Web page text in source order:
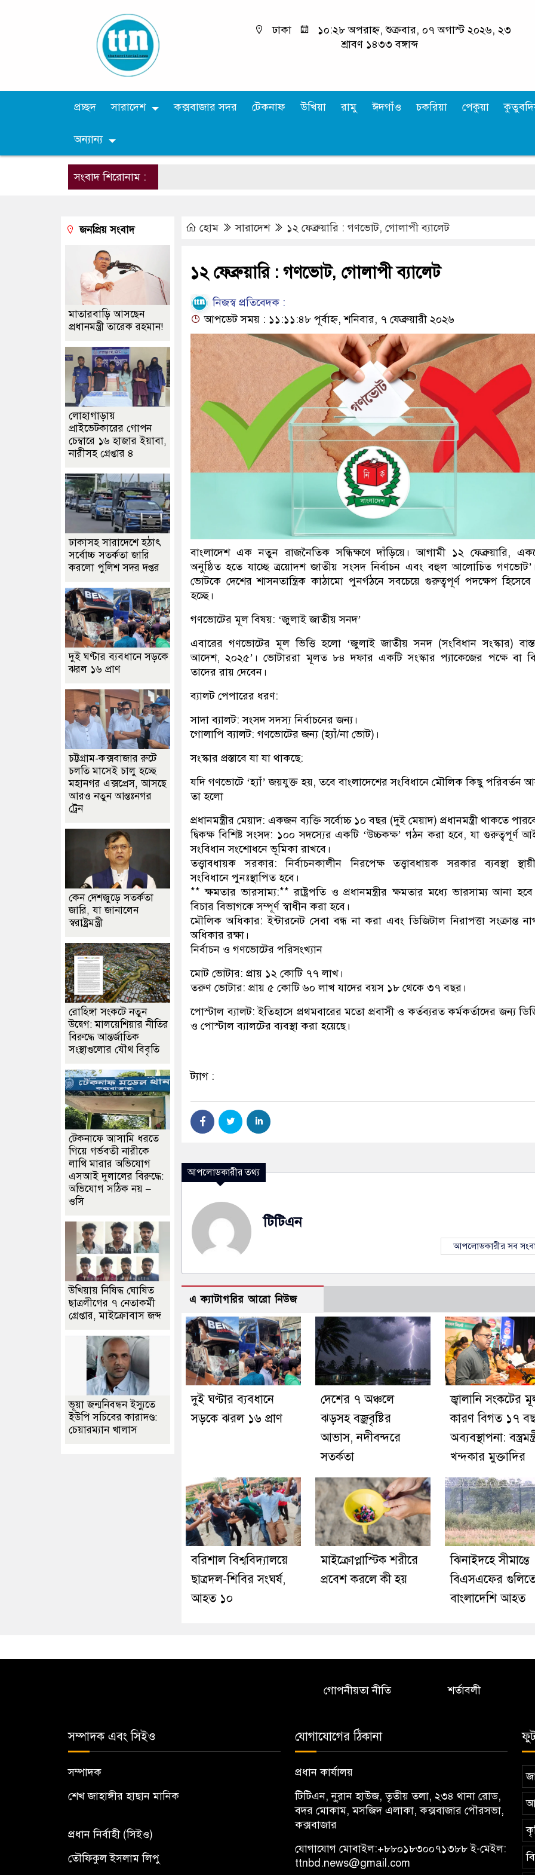
ঢাকা
১০:২৮ অপরাহ্ন, শুক্রবার, ০৭ অগাস্ট ২০২৬, ২৩
শ্রাবণ ১৪৩৩ বঙ্গাব্দ
প্রচ্ছদ সারাদেশ কক্সবাজার সদর টেকনাফ উখিয়া রামু ঈদগাঁও চকরিয়া পেকুয়া
অন্যান্য
সংবাদ শিরোনাম :
হোম সারাদেশ ১২ ফেব্রুয়ারি : গণভোট, গোলাপী ব্যালেট
১২ ফেব্রুয়ারি : গণভোট, গোলাপী ব্যালেট
নিজস্ব প্রতিবেদক :
আপডেট সময় : ১১:১১:৪৮ পূর্বাহ্ন, শনিবার, ৭ ফেব্রুয়ারী ২০২৬
বাংলাদেশ এক নতুন রাজনৈতিক সন্ধিক্ষণে দাঁড়িয়ে। আগামী ১২ ফেব্রুয়ারি,
অনুষ্ঠিত হতে যাচ্ছে ত্রয়োদশ জাতীয় সংসদ নির্বাচন এবং বহুল আলোচিত
ভোটকে দেশের শাসনতান্ত্রিক কাঠামো পুনর্গঠনে সবচেয়ে গুরুত্বপূর্ণ পদক্ষেপ হিসেবে
হচ্ছে।
​গণভোটের মূল বিষয়: ‘জুলাই জাতীয় সনদ’
​এবারের গণভোটের মূল ভিত্তি হলো ‘জুলাই জাতীয় সনদ (সংবিধান সংস্কার)
আদেশ, ২০২৫’। ভোটাররা মূলত ৮৪ দফার একটি সংস্কার প্যাকেজের পক্ষে বা
তাদের রায় দেবেন।
​ব্যালট পেপারের ধরণ:
​সাদা ব্যালট: সংসদ সদস্য নির্বাচনের জন্য।
​গোলাপি ব্যালট: গণভোটের জন্য (হ্যাঁ/না ভোট)।
​সংস্কার প্রস্তাবে যা যা থাকছে:
​যদি গণভোটে ‘হ্যাঁ’ জয়যুক্ত হয়, তবে বাংলাদেশের সংবিধানে মৌলিক কিছু পরিবর্তন
তা হলো
​প্রধানমন্ত্রীর মেয়াদ: একজন ব্যক্তি সর্বোচ্চ ১০ বছর (দুই মেয়াদ) প্রধানমন্ত্রী থাকতে
​দ্বিকক্ষ বিশিষ্ট সংসদ: ১০০ সদস্যের একটি ‘উচ্চকক্ষ’ গঠন করা হবে, যা গুরুত্বপূর্ণ
সংবিধান সংশোধনে ভূমিকা রাখবে।
​তত্ত্বাবধায়ক সরকার: নির্বাচনকালীন নিরপেক্ষ তত্ত্বাবধায়ক সরকার ব্যবস্থা
সংবিধানে পুনঃস্থাপিত হবে।
​** ক্ষমতার ভারসাম্য:** রাষ্ট্রপতি ও প্রধানমন্ত্রীর ক্ষমতার মধ্যে ভারসাম্য আনা
বিচার বিভাগকে সম্পূর্ণ স্বাধীন করা হবে।
​মৌলিক অধিকার: ইন্টারনেট সেবা বন্ধ না করা এবং ডিজিটাল নিরাপত্তা সংক্রান্ত
অধিকার রক্ষা।
​নির্বাচন ও গণভোটের পরিসংখ্যান
​মোট ভোটার: প্রায় ১২ কোটি ৭৭ লাখ।
​তরুণ ভোটার: প্রায় ৫ কোটি ৬০ লাখ যাদের বয়স ১৮ থেকে ৩৭ বছর।
​পোস্টাল ব্যালট: ইতিহাসে প্রথমবারের মতো প্রবাসী ও কর্তব্যরত কর্মকর্তাদের জন্য
ও পোস্টাল ব্যালটের ব্যবস্থা করা হয়েছে।
ট্যাগ :
আপলোডকারীর তথ্য
টিটিএন
আপলোডকারীর সব
এ ক্যাটাগরির আরো নিউজ
দুই ঘণ্টার ব্যবধানে
সড়কে ঝরল ১৬ প্রাণ
দেশের ৭ অঞ্চলে
ঝড়সহ বজ্রবৃষ্টির
আভাস, নদীবন্দরে
সতর্কতা
জ্বালানি সংকটের
কারণ বিগত ১৭
অব্যবস্থাপনা:
খন্দকার মুক্তাদির
বরিশাল বিশ্ববিদ্যালয়ে
ছাত্রদল-শিবির সংঘর্ষ,
আহত ১০
মাইক্রোপ্লাস্টিক শরীরে
প্রবেশ করলে কী হয়
ঝিনাইদহে সীমান্তে
বিএসএফের
বাংলাদেশি আহত
জনপ্রিয় সংবাদ
মাতারবাড়ি আসছেন
প্রধানমন্ত্রী তারেক রহমান!
লোহাগাড়ায়
প্রাইভেটকারের গোপন
চেম্বারে ১৬ হাজার ইয়াবা,
নারীসহ গ্রেপ্তার ৪
ঢাকাসহ সারাদেশে হঠাৎ
সর্বোচ্চ সতর্কতা জা‌রি
করলো পুলিশ সদর দপ্তর
দুই ঘণ্টার ব্যবধানে সড়কে
ঝরল ১৬ প্রাণ
চট্টগ্রাম-কক্সবাজার রুটে
চলতি মাসেই চালু হচ্ছে
মহানগর এক্সপ্রেস, আসছে
আরও নতুন আন্তঃনগর
ট্রেন
কেন দেশজুড়ে সতর্কতা
জারি, যা জানালেন
স্বরাষ্ট্রমন্ত্রী
রোহিঙ্গা সংকটে নতুন
উদ্বেগ: মালয়েশিয়ার নীতির
বিরুদ্ধে আন্তর্জাতিক
সংস্থাগুলোর যৌথ বিবৃতি
টেকনাফে আসামি ধরতে
গিয়ে গর্ভবতী নারীকে
লাথি মারার অভিযোগ
এসআই দুলালের বিরুদ্ধে:
অভিযোগ সঠিক নয় –
ওসি
উখিয়ায় নিষিদ্ধ ঘোষিত
ছাত্রলীগের ৭ নেতাকর্মী
গ্রেপ্তার, মাইক্রোবাস জব্দ
ভূয়া জন্মনিবন্ধন ইস্যুতে
ইউপি সচিবের কারাদণ্ড:
চেয়ারম্যান খালাস
গোপনীয়তা নীতি শর্তাবলী
সম্পাদক এবং সিইও
সম্পাদক
শেখ জাহাঙ্গীর হাছান মানিক
প্রধান নির্বাহী (সিইও)
তৌফিকুল ইসলাম লিপু
যোগাযোগের ঠিকানা
প্রধান কার্যালয়
টিটিএন, নু্রান হাউজ, তৃতীয় তলা, ২৩৪ থানা রোড,
বদর মোকাম, মসজিদ এলাকা, কক্সবাজার পৌরসভা,
কক্সবাজার
যোগাযোগ মোবাইল:+৮৮০১৮৩০০৭১৩৮৮ই-মেইল:
ttnbd.news@gmail.com